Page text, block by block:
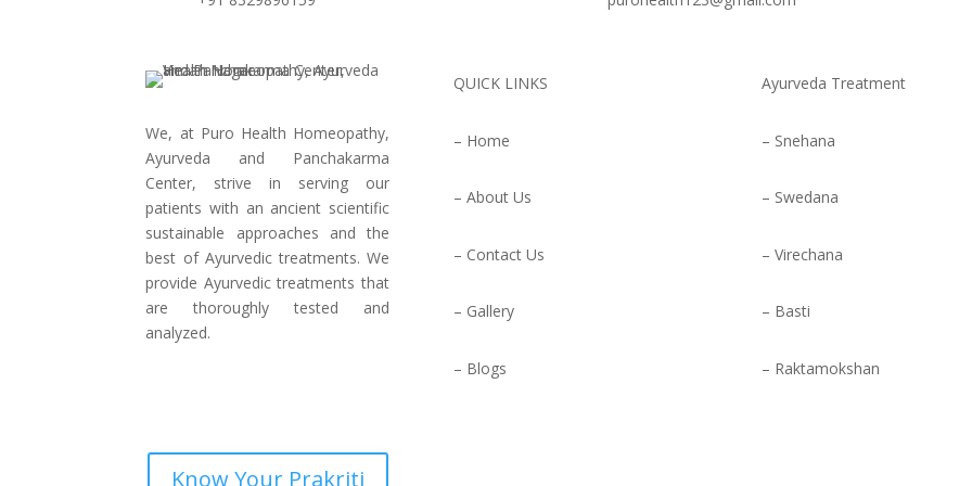
We, at Puro Health Homeopathy,
Ayurveda and Panchakarma
Center, strive in serving our
patients with an ancient scientific
sustainable approaches and the
best of Ayurvedic treatments. We
provide Ayurvedic treatments that
are thoroughly tested and
analyzed.
Know Your Prakriti
QUICK LINKS
– Home
– About Us
– Contact Us
– Gallery
– Blogs
Ayurveda Treatment
– Snehana
– Swedana
– Virechana
– Basti
– Raktamokshan